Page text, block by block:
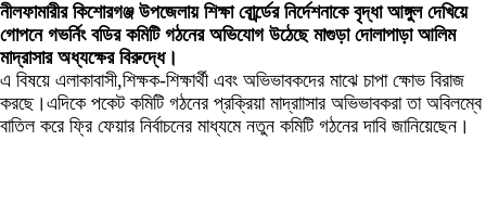
নীলফামারীর কিশোরগঞ্জ উপজেলায় শিক্ষা বোর্র্ডের নির্দেশনাকে বৃদ্ধা আঙ্গুল দেখিয়ে
গোপনে গভর্নিং বডির কমিটি গঠনের অভিযোগ উঠেছে মাগুড়া দোলাপাড়া আলিম
মাদ্রাসার অধ্যক্ষের বিরুদ্ধে।
এ বিষয়ে এলাকাবাসী,শিক্ষক-শিক্ষার্থী এবং অভিভাবকদের মাঝে চাপা ক্ষোভ বিরাজ
করছে।এদিকে পকেট কমিটি গঠনের প্রক্রিয়া মাদ্রাাসার অভিভাবকরা তা অবিলম্বে
বাতিল করে ফ্রি ফেয়ার নির্বাচনের মাধ্যমে নতুন কমিটি গঠনের দাবি জানিয়েছেন।